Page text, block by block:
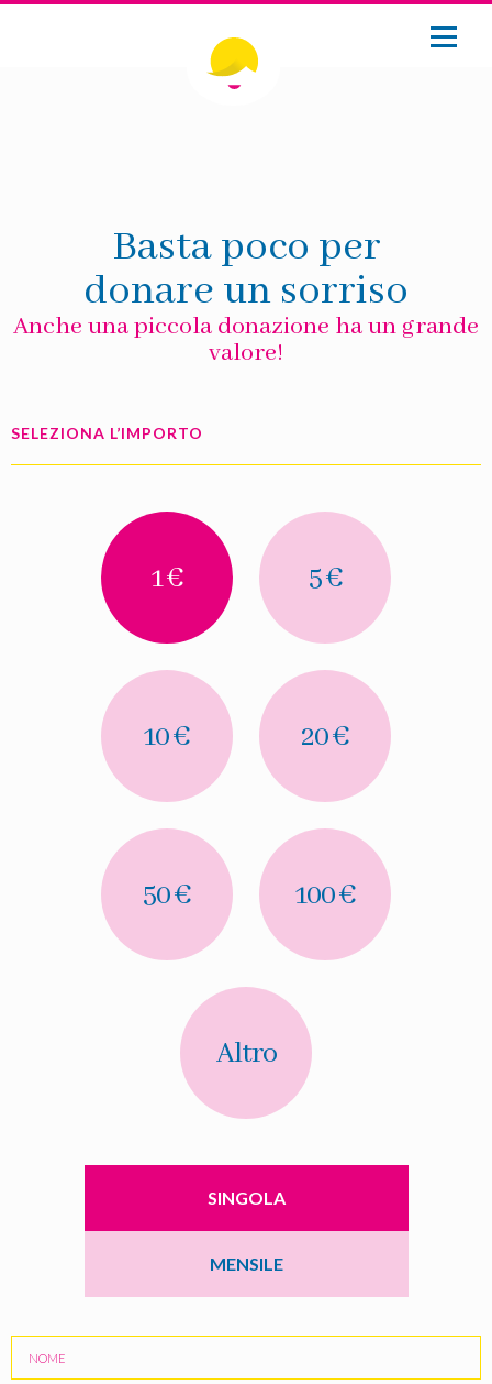
Basta poco per
donare un sorriso
Anche una piccola donazione ha un grande
valore!
SELEZIONA L’IMPORTO
1 € 5 €
10 € 20 €
50 € 100 €
Altro
SINGOLA
MENSILE